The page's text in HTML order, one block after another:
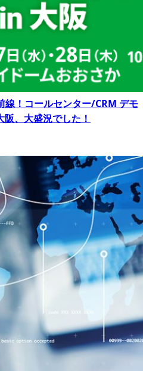
線！コールセンター/CRM デモ
、大盛況でした！